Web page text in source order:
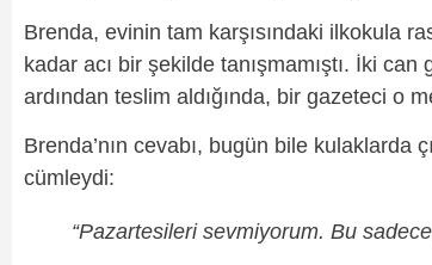
Brenda, evinin tam karşısındaki ilkokula
kadar acı bir şekilde tanışmamıştı. İki
ardından teslim aldığında, bir gazeteci o
Brenda’nın cevabı, bugün bile
cümleydi:
“Pazartesileri sevmiyorum. Bu